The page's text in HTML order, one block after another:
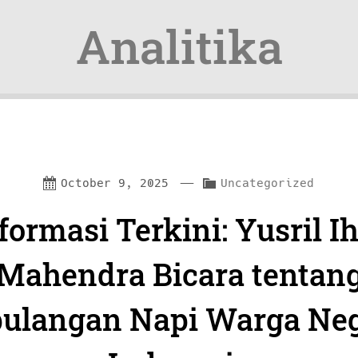
Analitika
October 9, 2025 —C
t
g
o
r
Uncategorized
Terkini: Yusril
Bicara
Napi Warga